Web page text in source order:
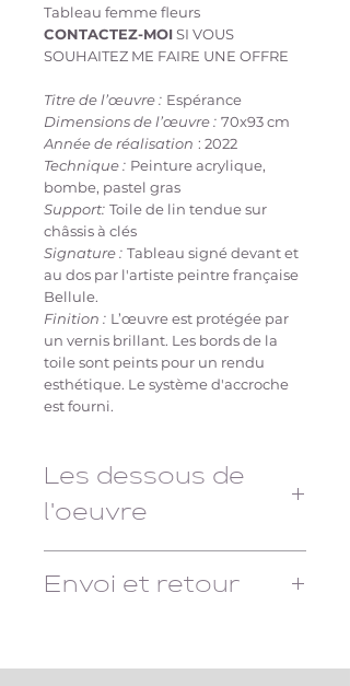
Tableau femme fleurs
CONTACTEZ-MOISI VOUS
SOUHAITEZ ME FAIRE UNE OFFRE
Titre de l’œuvre : Espérance
Dimensions de l’œuvre : 70x93 cm
Année de réalisation : 2022
Technique : Peinture acrylique,
bombe, pastel gras
Support: Toile de lin tendue sur
châssis à clés
Signature : Tableau signé devant et
au dos par l'artiste peintre française
Bellule.
Finition : L’œuvre est protégée par
un vernis brillant. Les bords de la
toile sont peints pour un rendu
esthétique. Le système d'accroche
est fourni.
Les dessous de
l'oeuvre
tableau femme-fleurréalisé en
Envoi et retour
communiqué.